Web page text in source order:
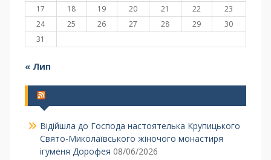
17
18 19 20 21 22
23
24
25 26 27 28 29
30
31
« Лип
Відійшла до Господа настоятелька Крупицького
Свято-Миколаївського жіночого монастиря
ігуменя Дорофея 08/06/2026